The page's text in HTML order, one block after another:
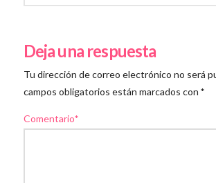
Deja una respuesta
Tu dirección de correo electrónico no será
campos obligatorios están marcados con *
Comentario*